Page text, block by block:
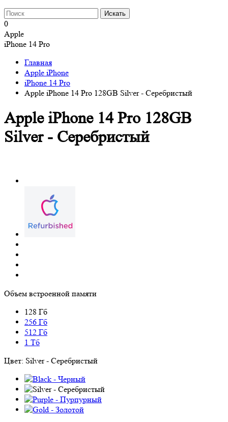
0
Apple
iPhone 14 Pro
Главная
Apple iPhone
iPhone 14 Pro
Apple iPhone 14 Pro 128GB Silver - Серебристый
Apple iPhone 14 Pro 128GB
Silver - Серебристый
Объем встроенной памяти
128 Гб
256 Гб
512 Гб
1 Тб
Цвет: Silver - Серебристый